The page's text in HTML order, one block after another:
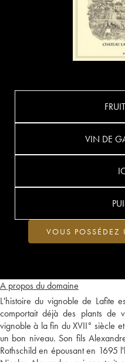
A propos du domaine
L'histoire du vignoble de Lafite
comportait déjà des plants de
vignoble à la fin du XVII° siècle
un bon niveau. Son fils
Rothschild en épousant en 1695
VIN DE
VOUS